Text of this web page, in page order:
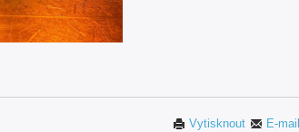
E-mail
Vytisknout